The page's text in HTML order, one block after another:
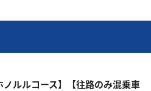
ルルコース】【往路のみ混乗車